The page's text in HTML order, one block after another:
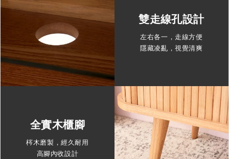
雙走線孔設計
左右各一，走線方便
隱藏凌亂，視覺清爽
全實木櫃腳
梣木磨製，經久耐用
高腳內收設計